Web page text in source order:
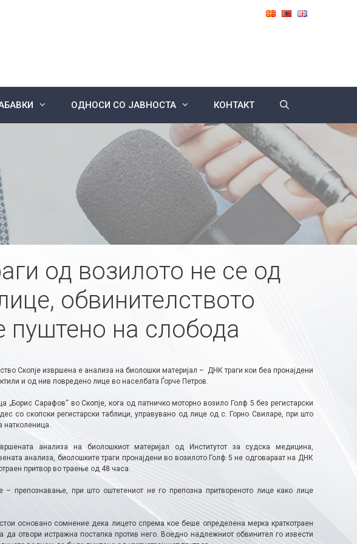
ОДНОСИ СО ЈАВНОСТА КОНТАКТ
од возилото не се од
обвинителството
пуштено на слобода
Скопје извршена е анализа на биолошки материјал – ДНК траги кои беа пронајдени
и од нив повредено лице во населбата Ѓорче Петров.
„Борис Сарафов“ во Скопје, кога од патничко моторно возило Голф 5 без регистарски
со скопски регистарски таблици, управувано од лице од с. Горно Свиларе, при што
анализа на биолошкиот материјал од Институтот за судска медицина,
анализа, биолошките траги пронајдени во возилото Голф 5 не одговараат на ДНК
притвор во траење од 48 часа.
– препознавање, при што оштетениот не го препозна притвореното лице како лице
основано сомнение дека лицето спрема кое беше определена мерка краткотраен
отвори истражна постапка против него. Воедно надлежниот обвинител го извести